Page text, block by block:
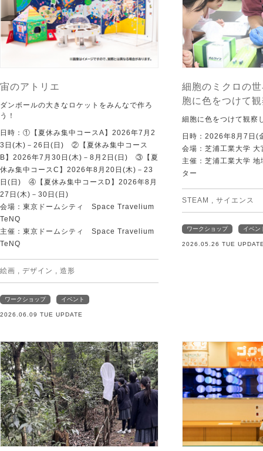
宙のアトリエ
ダンボールの大きなロケットをみんなで作ろ
う！
日時：①【夏休み集中コースA】2026年7月2
3日(木)－26日(日) ②【夏休み集中コース
B】2026年7月30日(木)－8月2日(日) ③【夏
休み集中コースC】2026年8月20日(木)－23
日(日) ④【夏休み集中コースD】2026年8月
27日(木)－30日(日)
会場：東京ドームシティ Space Travelium
TeNQ
主催：東京ドームシティ Space Travelium
TeNQ
絵画 , デザイン , 造形
ワークショップ イベント
2026.06.09 TUE UPDATE
細胞のミクロの
胞に色をつけて
細胞に色をつけて観察
日時：2026年8月7日(
会場：芝浦工業大学 大
主催：芝浦工業大学
ター
STEAM , サイエンス
ワークショップ イベン
2026.05.26 TUE